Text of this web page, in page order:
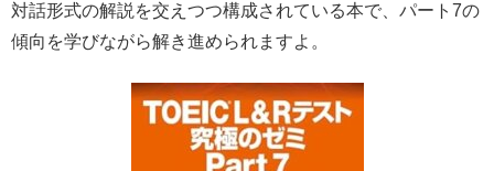
対話形式の解説を交えつつ構成されている本で、パート7の
傾向を学びながら解き進められますよ。